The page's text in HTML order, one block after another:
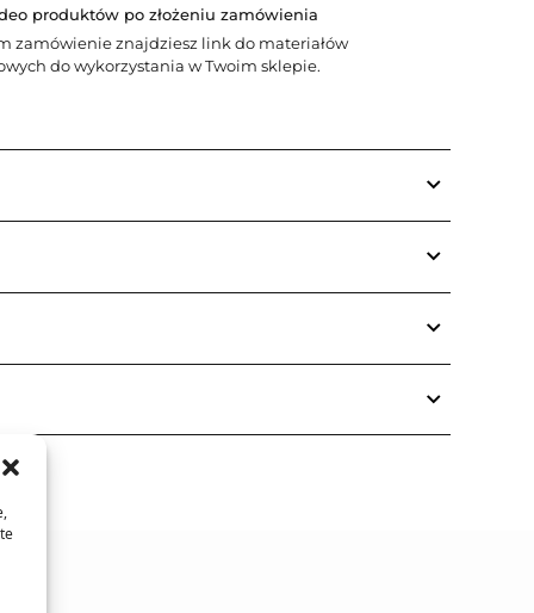
produktów po złożeniu zamówienia
zamówienie znajdziesz link do materiałów
do wykorzystania w Twoim sklepie.